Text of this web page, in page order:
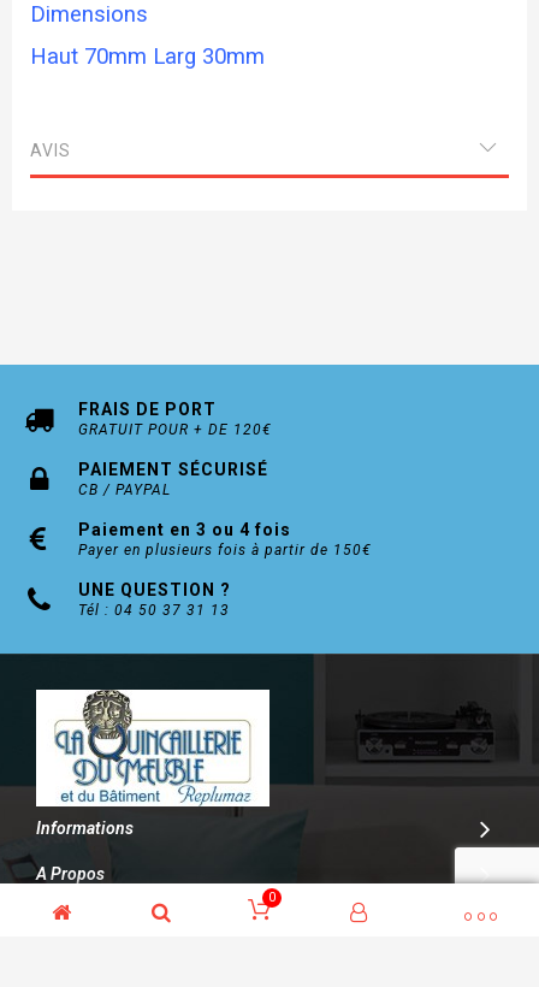
Dimensions
Haut 70mm Larg 30mm
AVIS
FRAIS DE PORT
GRATUIT POUR + DE 120€
PAIEMENT SÉCURISÉ
CB / PAYPAL
Paiement en 3 ou 4 fois
Payer en plusieurs fois à partir de 150€
UNE QUESTION ?
Tél : 04 50 37 31 13
Informations
A Propos
Contact
0